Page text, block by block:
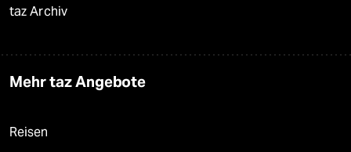
taz Archiv
Mehr taz Angebote
Reisen